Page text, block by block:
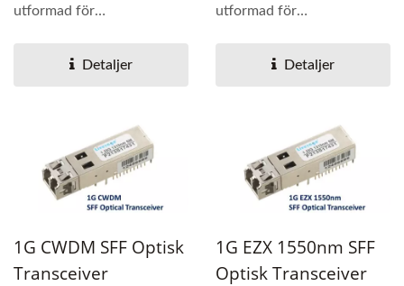
utformad för
Detaljer
utformad för
duplexdatalänk...
Detaljer
1G CWDM SFF Optisk
Transceiver
1G EZX 1550nm SFF
Optisk Transceiver